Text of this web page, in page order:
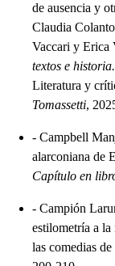
de ausencia y
Claudia
Vaccari y Erica
textos e
Literatura y
Tomassetti,
- Campbell
alarconiana de
Capítulo en
- Campión
estilometría a
las comedias